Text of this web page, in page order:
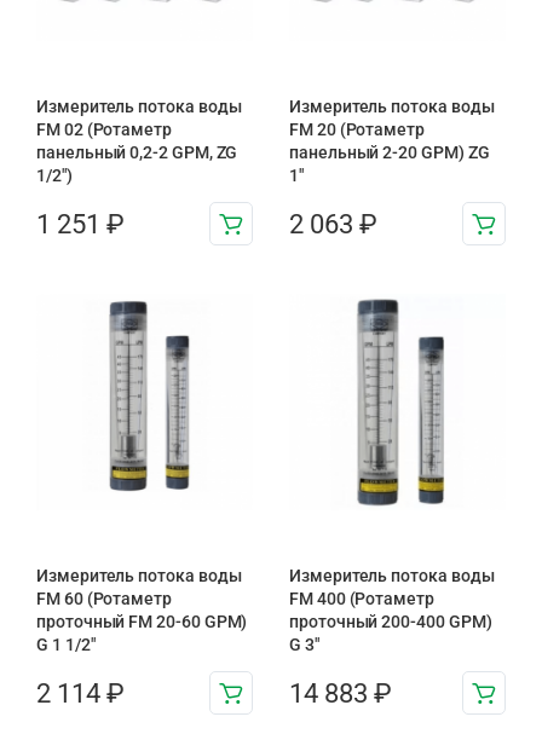
Измеритель потока воды
FM 02 (Ротаметр
панельный 0,2-2 GPM, ZG
1/2″)
1 251 ₽
Измеритель потока воды
FM 20 (Ротаметр
панельный 2-20 GPM) ZG
1″
2 063 ₽
Измеритель потока воды
FM 60 (Ротаметр
проточный FM 20-60 GPM)
G 1 1/2″
2 114 ₽
Измеритель потока воды
FM 400 (Ротаметр
проточный 200-400 GPM)
G 3″
14 883 ₽